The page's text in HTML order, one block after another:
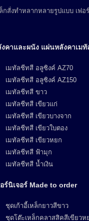
สั่งทำหลากหลายรูปแบบ เฟอ
คาและผนัง แผ่นหลังคาเม
เมทัลชีทสี อลูซิงค์ AZ70
เมทัลชีทสี อลูซิงค์ AZ150
เมทัลชีทสี ขาว
เมทัลชีทสี เขียวแก่
เมทัลชีทสี เขียวบางจาก
เมทัลชีทสี เขียวใบตอง
เมทัลชีทสี เขียวหยก
เมทัลชีทสี ฟ้ามุก
เมทัลชีทสี น้ำเงิน
ร์นิเจอร์ Made to order
ชุดเก้าอี้เหล็กยาวสีขาว
ชุดโต๊ะเหล็กคลาสสิคสีเขียวห